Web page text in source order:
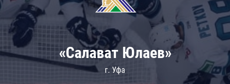
«Салават Юлаев»
г. Уфа